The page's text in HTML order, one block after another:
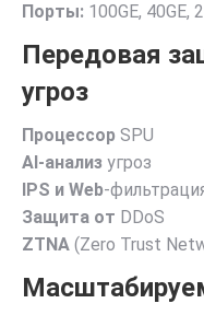
Порты: 100GE, 40GE,
Передовая
угроз
Процессор SPU
AI-анализ угроз
IPS и Web-
Защита от DDoS
ZTNA (Zero Trust